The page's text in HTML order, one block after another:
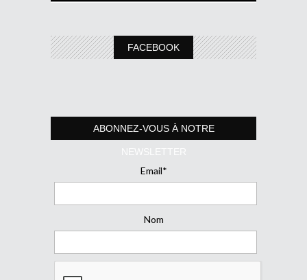
FACEBOOK
ABONNEZ-VOUS À NOTRE
NEWSLETTER
Email*
Nom